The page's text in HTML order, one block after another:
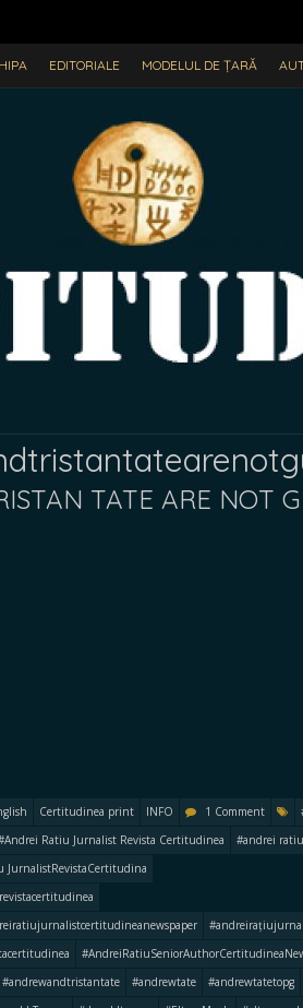
EDITORIALE MODELUL DE ȚARĂ
TATE ARE NOT
Certitudinea print INFO 1 Comment
Ratiu Jurnalist Revista Certitudinea
#andrei
JurnalistRevistaCertitudina
#andrewandtristantate #andrewtate #andrewtatetopg